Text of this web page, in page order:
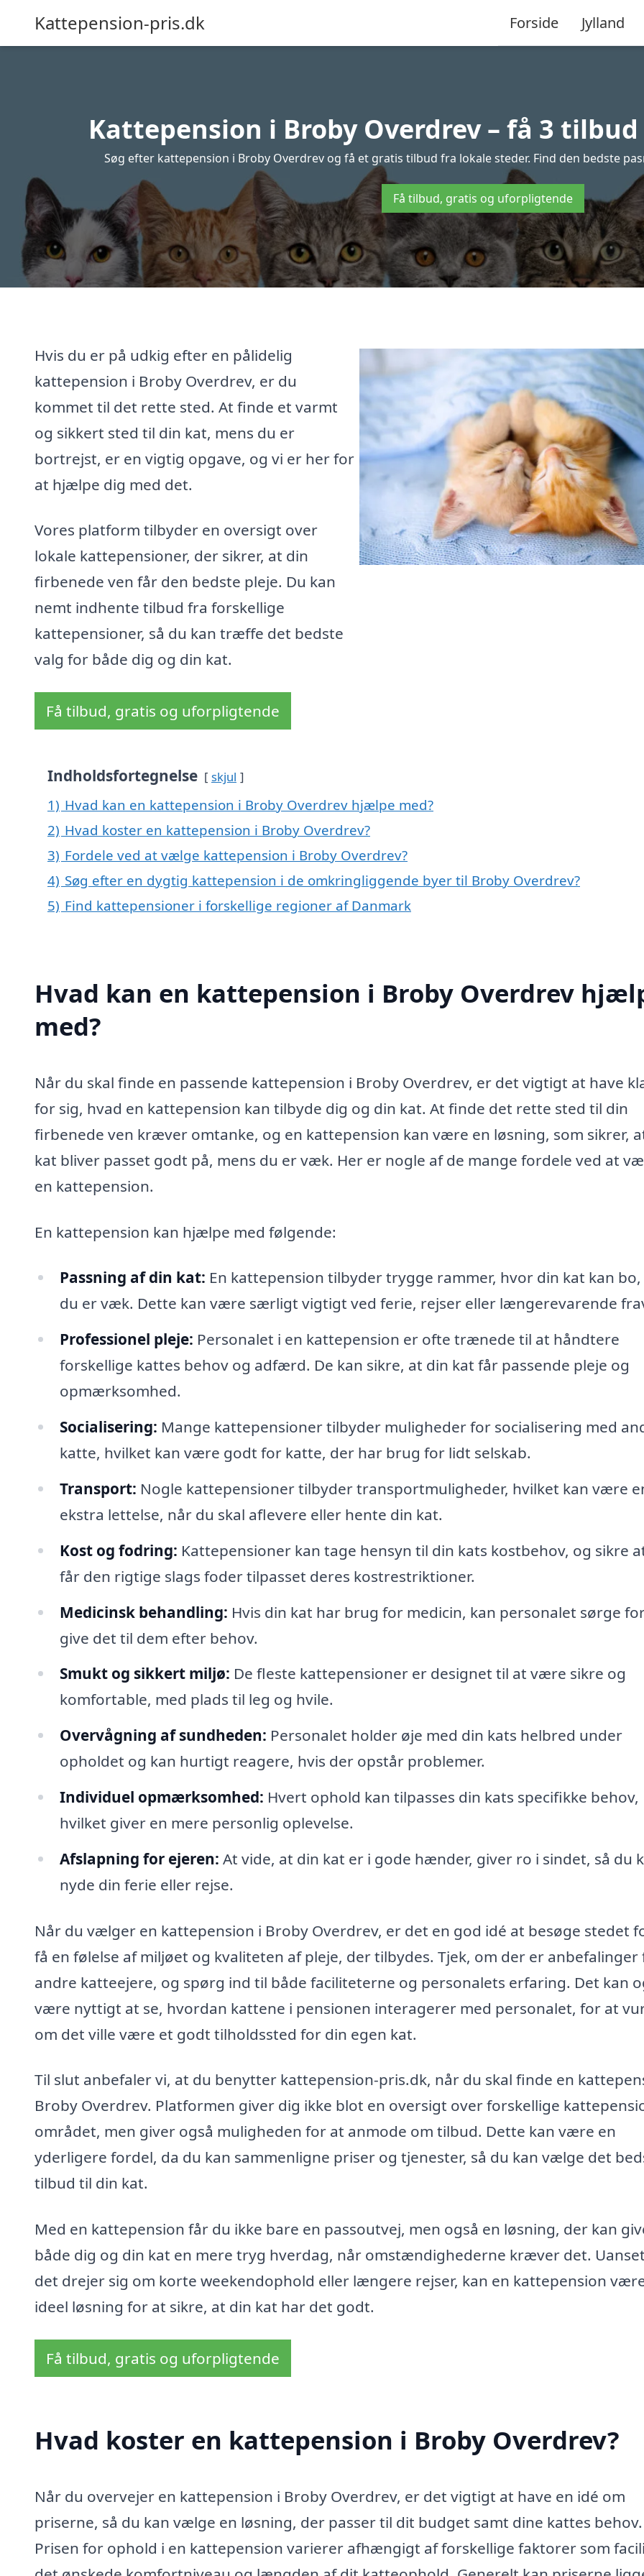
Kattepension-pris.dk Forside Jylland
Kattepension i Broby Overdrev – få 3
Søg efter kattepension i Broby Overdrev og få et gratis tilbud fra lokale steder. Find den bedste
Få tilbud, gratis og uforpligtende
Hvis du er på udkig efter en pålidelig
kattepension i Broby Overdrev, er du
kommet til det rette sted. At finde et varmt
og sikkert sted til din kat, mens du er
bortrejst, er en vigtig opgave, og vi er her for
at hjælpe dig med det.
Vores platform tilbyder en oversigt over
lokale kattepensioner, der sikrer, at din
firbenede ven får den bedste pleje. Du kan
nemt indhente tilbud fra forskellige
kattepensioner, så du kan træffe det bedste
valg for både dig og din kat.
Få tilbud, gratis og uforpligtende
Indholdsfortegnelse skjul
1) Hvad kan en kattepension i Broby Overdrev hjælpe med?
2) Hvad koster en kattepension i Broby Overdrev?
3) Fordele ved at vælge kattepension i Broby Overdrev?
4) Søg efter en dygtig kattepension i de omkringliggende byer til Broby Overdrev?
5) Find kattepensioner i forskellige regioner af Danmark
Hvad kan en kattepension i Broby Overdrev
med?
Når du skal finde en passende kattepension i Broby Overdrev, er det vigtigt at have
for sig, hvad en kattepension kan tilbyde dig og din kat. At finde det rette sted til din
firbenede ven kræver omtanke, og en kattepension kan være en løsning, som sikrer,
kat bliver passet godt på, mens du er væk. Her er nogle af de mange fordele ved at
en kattepension.
En kattepension kan hjælpe med følgende:
Passning af din kat: En kattepension tilbyder trygge rammer, hvor din kat kan bo,
du er væk. Dette kan være særligt vigtigt ved ferie, rejser eller længerevarende
Professionel pleje: Personalet i en kattepension er ofte trænede til at håndtere
forskellige kattes behov og adfærd. De kan sikre, at din kat får passende pleje og
opmærksomhed.
Socialisering: Mange kattepensioner tilbyder muligheder for socialisering med
katte, hvilket kan være godt for katte, der har brug for lidt selskab.
Transport: Nogle kattepensioner tilbyder transportmuligheder, hvilket kan være
ekstra lettelse, når du skal aflevere eller hente din kat.
Kost og fodring: Kattepensioner kan tage hensyn til din kats kostbehov, og sikre
får den rigtige slags foder tilpasset deres kostrestriktioner.
Medicinsk behandling: Hvis din kat har brug for medicin, kan personalet sørge
give det til dem efter behov.
Smukt og sikkert miljø: De fleste kattepensioner er designet til at være sikre og
komfortable, med plads til leg og hvile.
Overvågning af sundheden: Personalet holder øje med din kats helbred under
opholdet og kan hurtigt reagere, hvis der opstår problemer.
Individuel opmærksomhed: Hvert ophold kan tilpasses din kats specifikke behov,
hvilket giver en mere personlig oplevelse.
Afslapning for ejeren: At vide, at din kat er i gode hænder, giver ro i sindet, så du
nyde din ferie eller rejse.
Når du vælger en kattepension i Broby Overdrev, er det en god idé at besøge stedet
få en følelse af miljøet og kvaliteten af pleje, der tilbydes. Tjek, om der er anbefalinger
andre katteejere, og spørg ind til både faciliteterne og personalets erfaring. Det kan
være nyttigt at se, hvordan kattene i pensionen interagerer med personalet, for at
om det ville være et godt tilholdssted for din egen kat.
Til slut anbefaler vi, at du benytter kattepension-pris.dk, når du skal finde en
Broby Overdrev. Platformen giver dig ikke blot en oversigt over forskellige
området, men giver også muligheden for at anmode om tilbud. Dette kan være en
yderligere fordel, da du kan sammenligne priser og tjenester, så du kan vælge det
tilbud til din kat.
Med en kattepension får du ikke bare en passoutvej, men også en løsning, der kan
både dig og din kat en mere tryg hverdag, når omstændighederne kræver det.
det drejer sig om korte weekendophold eller længere rejser, kan en kattepension
ideel løsning for at sikre, at din kat har det godt.
Få tilbud, gratis og uforpligtende
Hvad koster en kattepension i Broby Overdrev?
Når du overvejer en kattepension i Broby Overdrev, er det vigtigt at have en idé om
priserne, så du kan vælge en løsning, der passer til dit budget samt dine kattes behov.
Prisen for ophold i en kattepension varierer afhængigt af forskellige faktorer som